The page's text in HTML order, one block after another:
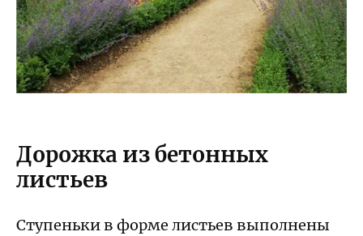
Дорожка из бетонных
листьев
Ступеньки в форме листьев выполнены